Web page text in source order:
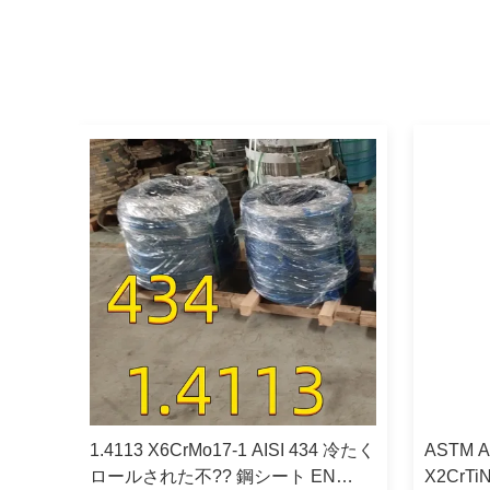
1.4113 X6CrMo17-1 AISI 434 冷たく
ロールされた不?? 鋼シート EN
ASTM